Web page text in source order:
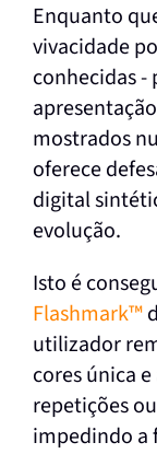
Enquanto
vivacidade
conhecidas
mostrados
oferece
digital
evolução.
Isto é
Flashmark™
utilizador
cores única
repetições
impedindo a